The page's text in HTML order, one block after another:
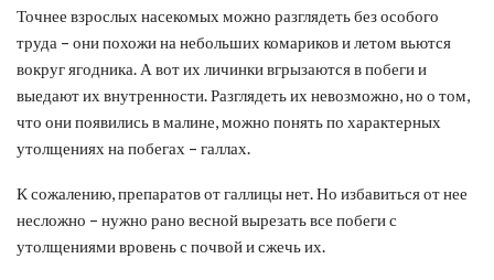
Точнее взрослых насекомых можно разглядеть без особого
труда – они похожи на небольших комариков и летом вьются
вокруг ягодника. А вот их личинки вгрызаются в побеги и
выедают их внутренности. Разглядеть их невозможно, но о том,
что они появились в малине, можно понять по характерных
утолщениях на побегах – галлах.
К сожалению, препаратов от галлицы нет. Но избавиться от нее
несложно – нужно рано весной вырезать все побеги с
утолщениями вровень с почвой и сжечь их.